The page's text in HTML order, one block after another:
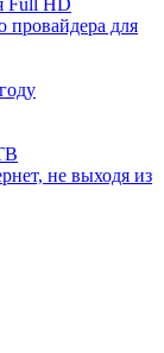
провайдера для
не выходя из